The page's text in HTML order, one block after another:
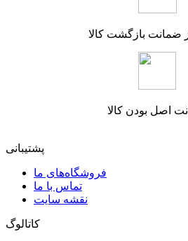
ضمانت بازگشت کالا
اصل بودن کالا
پشتیبانی
فروشگاه‌های ما
تماس با ما
نقشه سایت
کاتالوگ